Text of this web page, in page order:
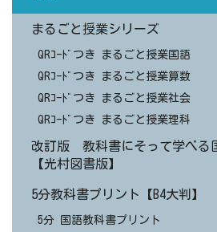
まるごと授業シリーズ
QRｺｰﾄﾞつき まるごと授業国語
QRｺｰﾄﾞつき まるごと授業算数
QRｺｰﾄﾞつき まるごと授業社会
QRｺｰﾄﾞつき まるごと授業理科
改訂版 教科書にそって学べる
【光村図書版】
5分教科書プリント【B4大判】
5分 国語教科書プリント